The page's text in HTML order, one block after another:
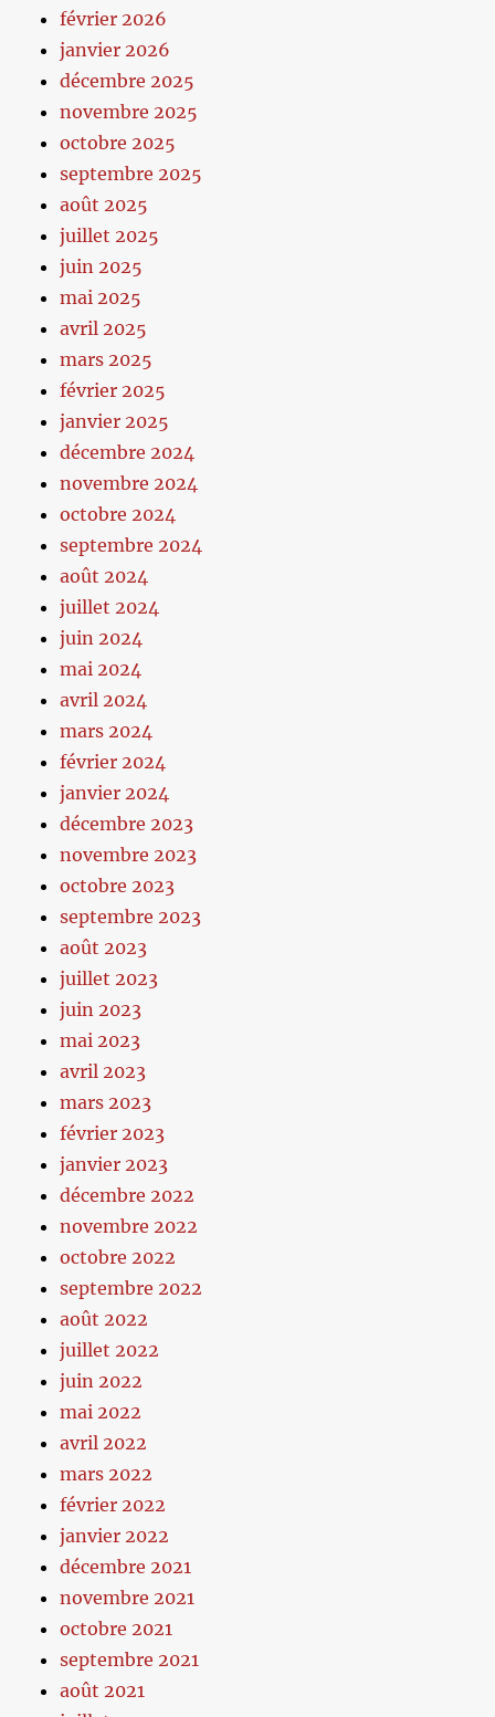
février 2026
janvier 2026
décembre 2025
novembre 2025
octobre 2025
septembre 2025
août 2025
juillet 2025
juin 2025
mai 2025
avril 2025
mars 2025
février 2025
janvier 2025
décembre 2024
novembre 2024
octobre 2024
septembre 2024
août 2024
juillet 2024
juin 2024
mai 2024
avril 2024
mars 2024
février 2024
janvier 2024
décembre 2023
novembre 2023
octobre 2023
septembre 2023
août 2023
juillet 2023
juin 2023
mai 2023
avril 2023
mars 2023
février 2023
janvier 2023
décembre 2022
novembre 2022
octobre 2022
septembre 2022
août 2022
juillet 2022
juin 2022
mai 2022
avril 2022
mars 2022
février 2022
janvier 2022
décembre 2021
novembre 2021
octobre 2021
septembre 2021
août 2021